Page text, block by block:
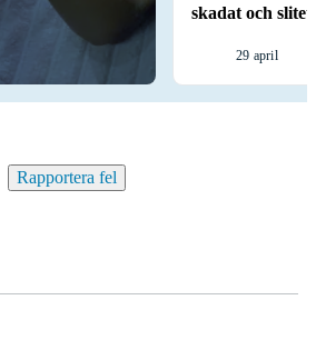
skadat och
29 april
Rapportera fel